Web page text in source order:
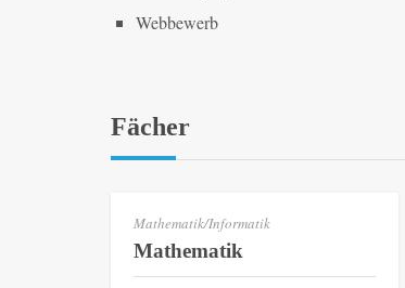
Webbewerb
Fächer
Mathematik/Informatik
Mathematik